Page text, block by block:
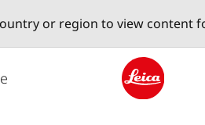
or region to view content